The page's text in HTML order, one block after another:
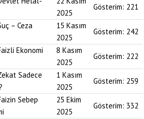
2025
Gösterim: 221
– Ceza
15 Kasım
2025
Gösterim: 242
Ekonomi
8 Kasım
2025
Gösterim: 222
Sadece
1 Kasım
2025
Gösterim: 259
Sebep
25 Ekim
2025
Gösterim: 332